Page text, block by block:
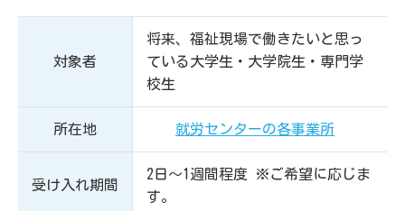
対象者
将来、福祉現場で働きたいと思っ
ている大学生・大学院生・専門学
校生
所在地 就労センターの各事業所
受け入れ期間
2日〜1週間程度 ※ご希望に応じま
す。